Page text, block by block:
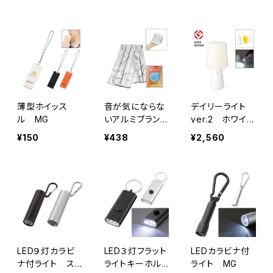
薄型ホイッス
ル MG
¥150
音が気にならな
いアルミブランケ
ット MG
¥438
デイリーライト
ver.2 ホワイ
ト MG
¥2,560
LED９灯カラビ
ナ付ライト ス
LED３灯フラット
ライトキーホル
LEDカラビナ付
ライト MG